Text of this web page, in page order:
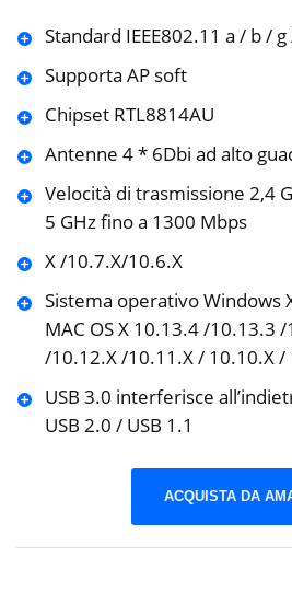
Standard IEEE802.11 a / b / g
Supporta AP soft
Chipset RTL8814AU
Antenne 4 * 6Dbi ad alto
Velocità di trasmissione 2,4
5 GHz fino a 1300 Mbps
X /10.7.X/10.6.X
Sistema operativo Windows
MAC OS X 10.13.4 /10.13.3
/10.12.X /10.11.X / 10.10.X /
USB 3.0 interferisce
USB 2.0 / USB 1.1
ACQUISTA DA